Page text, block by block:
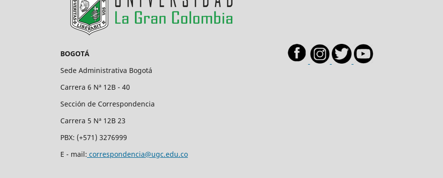
BOGOTÁ
Sede Administrativa Bogotá
Carrera 6 Nª 12B - 40
Sección de Correspondencia
Carrera 5 Nª 12B 23
PBX: (+571) 3276999
E - mail: correspondencia@ugc.edu.co